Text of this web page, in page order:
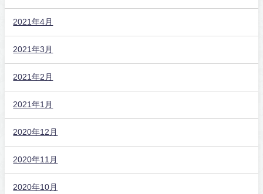
2021年4月
2021年3月
2021年2月
2021年1月
2020年12月
2020年11月
2020年10月